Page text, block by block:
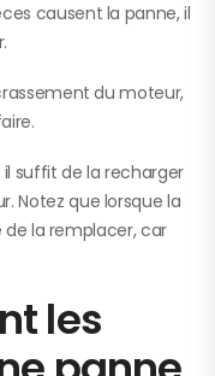
causent la panne, il
du moteur,
suffit de la recharger
Notez que lorsque la
la remplacer, car
les